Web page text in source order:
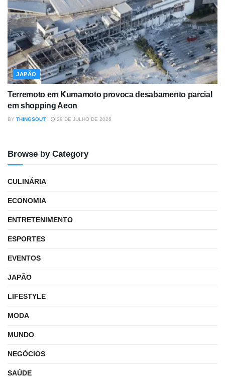
JAPÃO
Terremoto em Kumamoto provoca desabamento parcial
em shopping Aeon
BY THINGSOUT 29 DE JULHO DE 2026
Browse by Category
CULINÁRIA
ECONOMIA
ENTRETENIMENTO
ESPORTES
EVENTOS
JAPÃO
LIFESTYLE
MODA
MUNDO
NEGÓCIOS
SAÚDE